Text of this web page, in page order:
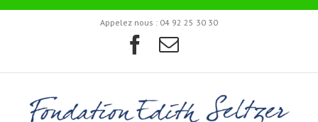
Appelez nous : 04 92 25 30 30